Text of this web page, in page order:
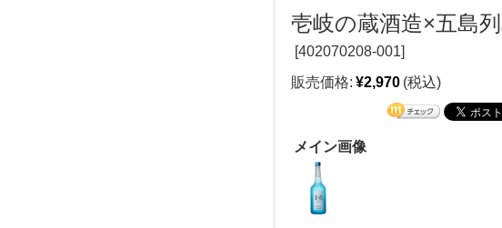
壱岐の蔵酒造×五島
[402070208-001]
販売価格: ¥2,970 (税込)
メイン画像